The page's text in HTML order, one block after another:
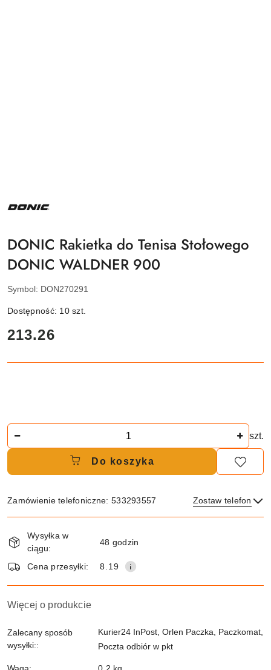
PRODUCENTA:
DONIC Rakietka do Tenisa Stołowego
DONIC WALDNER 900
Symbol: DON270291
Dostępność: 10szt.
cena:
213.26
szt.
Do koszyka
Zamówienie telefoniczne: 533293557 Zostaw telefon
i
dostawa
Wysyłka w
ciągu:
48 godzin
Cena przesyłki: 8.19
Więcej o produkcie
Zalecany sposób
wysyłki::
Kurier24 InPost, Orlen Paczka, Paczkomat,
Poczta odbiór w pkt